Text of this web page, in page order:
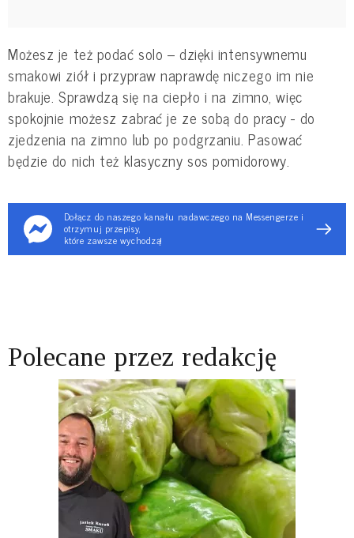
Możesz je też podać solo – dzięki intensywnemu
smakowi ziół i przypraw naprawdę niczego im nie
brakuje. Sprawdzą się na ciepło i na zimno, więc
spokojnie możesz zabrać je ze sobą do pracy - do
zjedzenia na zimno lub po podgrzaniu. Pasować
będzie do nich też klasyczny sos pomidorowy.
Dołącz do naszego kanału nadawczego na Messengerze i
otrzymuj przepisy,
które zawsze wychodzą!
Polecane przez redakcję